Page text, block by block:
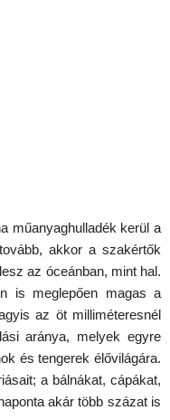
műanyaghulladék kerül a
akkor a szakértők
az óceánban, mint hal.
is meglepően magas a
az öt milliméteresnél
aránya, melyek egyre
és tengerek élővilágára.
a bálnákat, cápákat,
akár több százat is